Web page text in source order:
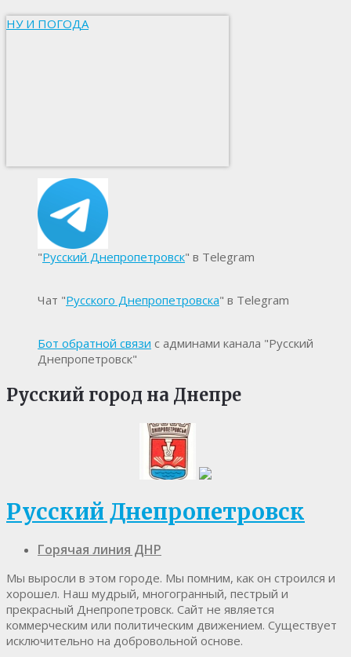
НУ И ПОГОДА
"Русский Днепропетровск" в Telegram
Чат "Русского Днепропетровска" в Telegram
Бот обратной связи с админами канала "Русский
Днепропетровск"
Русский город на Днепре
Русский Днепропетровск
Горячая линия ДНР
Мы выросли в этом городе. Мы помним, как он строился и
хорошел. Наш мудрый, многогранный, пестрый и
прекрасный Днепропетровск. Cайт не является
коммерческим или политическим движением. Существует
исключительно на добровольной основе.